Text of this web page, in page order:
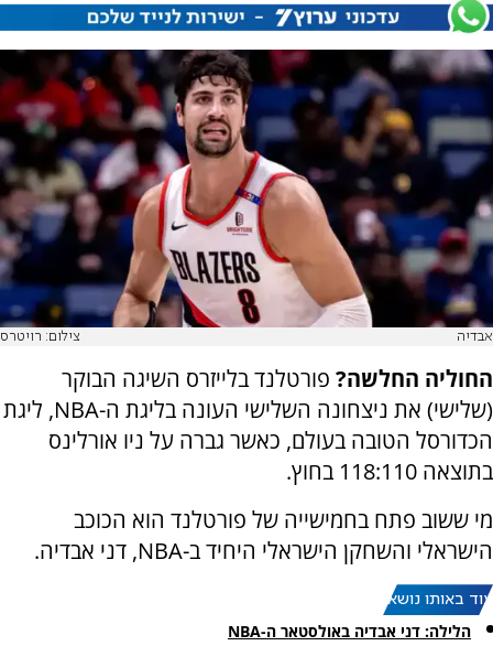
אבדיה צילום: רויטרס
החוליה החלשה? פורטלנד בלייזרס השיגה הבוקר
(שלישי) את ניצחונה השלישי העונה בליגת ה-NBA, ליגת
הכדורסל הטובה בעולם, כאשר גברה על ניו אורלינס
בתוצאה 118:110 בחוץ.
מי ששוב פתח בחמישייה של פורטלנד הוא הכוכב
הישראלי והשחקן הישראלי היחיד ב-NBA, דני אבדיה.
עוד באותו נושא:
הלילה: דני אבדיה באולסטאר ה-NBA